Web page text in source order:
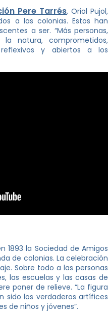
Pere Tarrés, Oriol Pujol,
a las colonias. Estos han
a ser. “Más personas,
natura, comprometidos,
y abiertos a los
1893 la Sociedad de Amigos
de colonias. La celebración
Sobre todo a las personas
las escuelas y las casas de
poner de relieve. “La figura
sido los verdaderos artífices
de niños y jóvenes”.